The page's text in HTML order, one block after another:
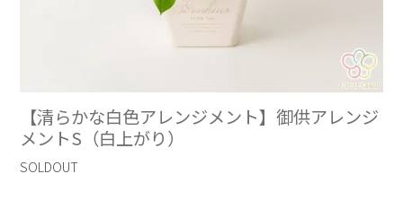
【清らかな白色アレンジメント】御供アレンジ
メントS（白上がり）
SOLDOUT